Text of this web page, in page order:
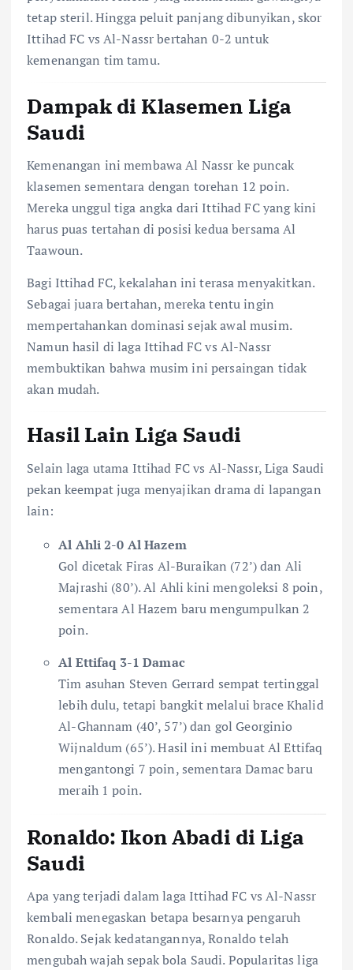
tetap steril. Hingga peluit panjang dibunyikan, skor
Ittihad FC vs Al-Nassr bertahan 0-2 untuk
kemenangan tim tamu.
Dampak di Klasemen Liga
Saudi
Kemenangan ini membawa Al Nassr ke puncak
klasemen sementara dengan torehan 12 poin.
Mereka unggul tiga angka dari Ittihad FC yang kini
harus puas tertahan di posisi kedua bersama Al
Taawoun.
Bagi Ittihad FC, kekalahan ini terasa menyakitkan.
Sebagai juara bertahan, mereka tentu ingin
mempertahankan dominasi sejak awal musim.
Namun hasil di laga Ittihad FC vs Al-Nassr
membuktikan bahwa musim ini persaingan tidak
akan mudah.
Hasil Lain Liga Saudi
Selain laga utama Ittihad FC vs Al-Nassr, Liga Saudi
pekan keempat juga menyajikan drama di lapangan
lain:
Al Ahli 2-0 Al Hazem
Gol dicetak Firas Al-Buraikan (72’) dan Ali
Majrashi (80’). Al Ahli kini mengoleksi 8 poin,
sementara Al Hazem baru mengumpulkan 2
poin.
Al Ettifaq 3-1 Damac
Tim asuhan Steven Gerrard sempat tertinggal
lebih dulu, tetapi bangkit melalui brace Khalid
Al-Ghannam (40’, 57’) dan gol Georginio
Wijnaldum (65’). Hasil ini membuat Al Ettifaq
mengantongi 7 poin, sementara Damac baru
meraih 1 poin.
Ronaldo: Ikon Abadi di Liga
Saudi
Apa yang terjadi dalam laga Ittihad FC vs Al-Nassr
kembali menegaskan betapa besarnya pengaruh
Ronaldo. Sejak kedatangannya, Ronaldo telah
mengubah wajah sepak bola Saudi. Popularitas liga